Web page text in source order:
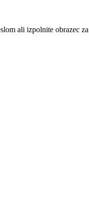
ali izpolnite obrazec za